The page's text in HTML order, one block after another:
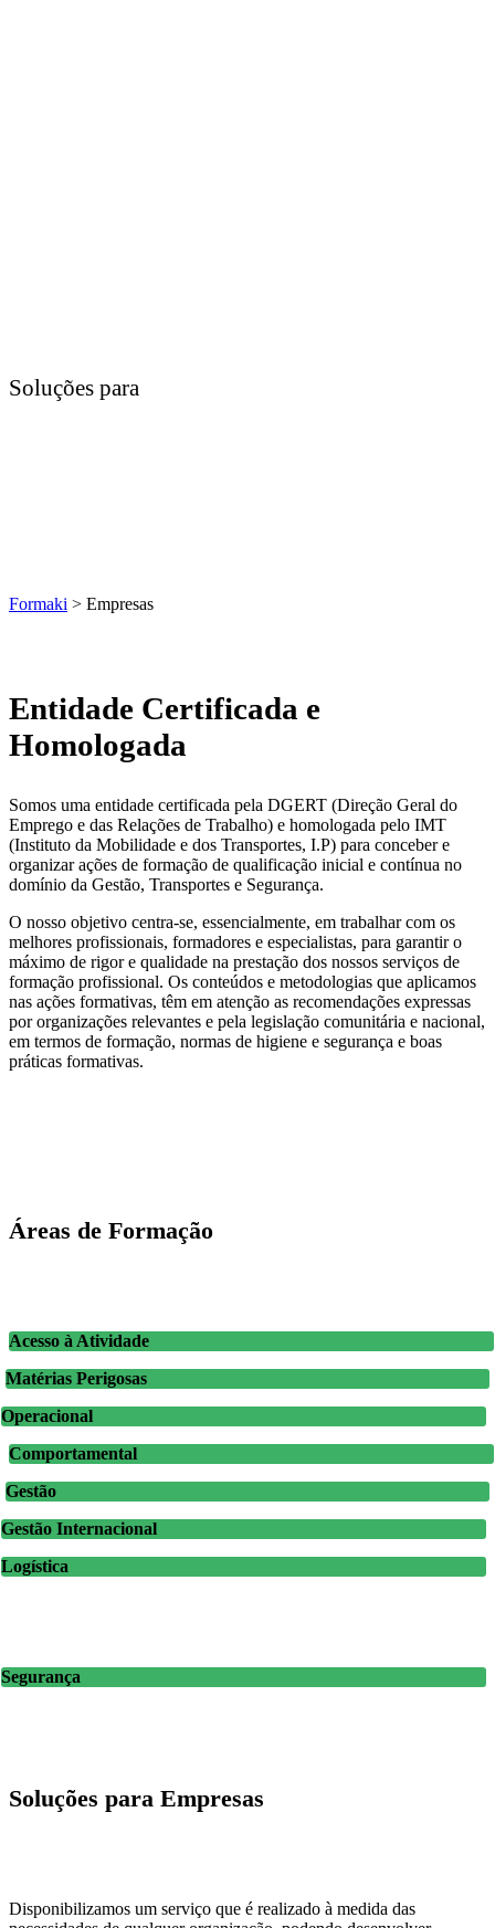
Soluções para
Formaki > Empresas
Entidade Certificada e
Homologada
Somos uma entidade certificada pela DGERT (Direção Geral do
Emprego e das Relações de Trabalho) e homologada pelo IMT
(Instituto da Mobilidade e dos Transportes, I.P) para conceber e
organizar ações de formação de qualificação inicial e contínua no
domínio da Gestão, Transportes e Segurança.
O nosso objetivo centra-se, essencialmente, em trabalhar com os
melhores profissionais, formadores e especialistas, para garantir o
máximo de rigor e qualidade na prestação dos nossos serviços de
formação profissional. Os conteúdos e metodologias que aplicamos
nas ações formativas, têm em atenção as recomendações expressas
por organizações relevantes e pela legislação comunitária e nacional,
em termos de formação, normas de higiene e segurança e boas
práticas formativas.
Áreas de Formação
Acesso à Atividade
Matérias Perigosas
Operacional
Comportamental
Gestão
Gestão Internacional
Logística
Segurança
Soluções para Empresas
Disponibilizamos um serviço que é realizado à medida das